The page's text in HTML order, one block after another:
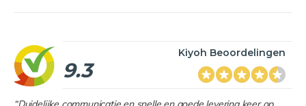
9.3
Kiyoh Beoordelingen